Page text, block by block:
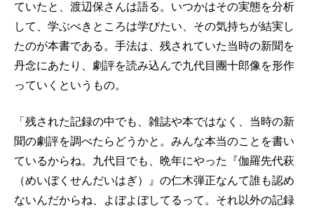
ていたと、渡辺保さんは語る。いつかはその実態を分析
して、学ぶべきところは学びたい、その気持ちが結実し
たのが本書である。手法は、残されていた当時の新聞を
丹念にあたり、劇評を読み込んで九代目團十郎像を形作
っていくというもの。
「残された記録の中でも、雑誌や本ではなく、当時の新
聞の劇評を調べたらどうかと。みんな本当のことを書い
ているからね。九代目でも、晩年にやった『伽羅先代萩
（めいぼくせんだいはぎ）』の仁木弾正なんて誰も認め
ないんだからね、よぼよぼしてるって。それ以外の記録